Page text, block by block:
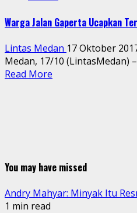
Warga Jalan Gaperta Ucapkan
Lintas Medan 17 Oktober
Medan, 17/10 (LintasMedan)
Read More
You may have missed
Andry Mahyar: Minyak Itu
1 min read